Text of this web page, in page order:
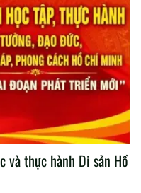
và thực hành Di sản Hồ